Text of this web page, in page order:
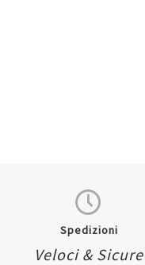
Spedizioni
Veloci & Sicure